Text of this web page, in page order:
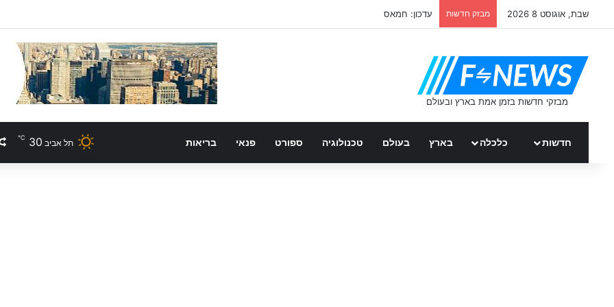
שבת, אוגוסט 8 2026 מבזק חדשות עדכון: חמאס
חדשות כלכלה בארץ בעולם טכנולוגיה ספורט פנאי בריאות תל אביב 30
℃